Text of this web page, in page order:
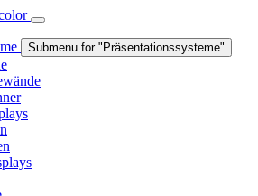
Submenu for "Präsentationssysteme"